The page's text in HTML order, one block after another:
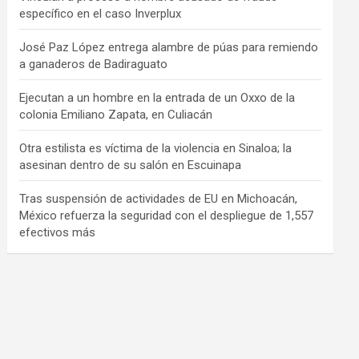
específico en el caso Inverplux
José Paz López entrega alambre de púas para remiendo
a ganaderos de Badiraguato
Ejecutan a un hombre en la entrada de un Oxxo de la
colonia Emiliano Zapata, en Culiacán
Otra estilista es víctima de la violencia en Sinaloa; la
asesinan dentro de su salón en Escuinapa
Tras suspensión de actividades de EU en Michoacán,
México refuerza la seguridad con el despliegue de 1,557
efectivos más